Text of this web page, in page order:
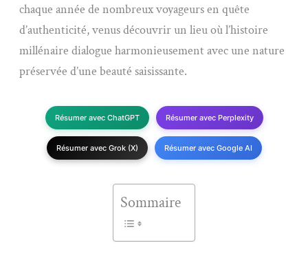
chaque année de nombreux voyageurs en quête
d’authenticité, venus découvrir un lieu où l’histoire
millénaire dialogue harmonieusement avec une nature
préservée d’une beauté saisissante.
Résumer avec ChatGPT Résumer avec Perplexity
Résumer avec Grok (X) Résumer avec Google AI
Sommaire